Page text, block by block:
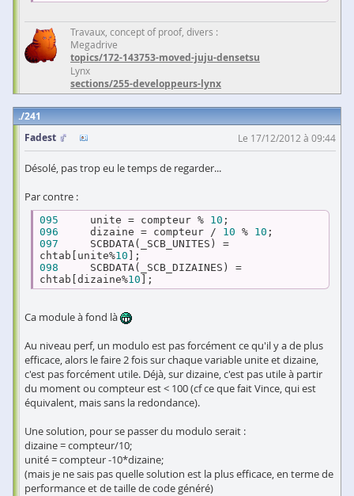
Travaux, concept of proof, divers :
Megadrive
topics/172-143753-moved-juju-densetsu
Lynx
sections/255-developpeurs-lynx
241
Fadest
Le 17/12/2012 à 09:44
Désolé, pas trop eu le temps de regarder...
Par contre :
095
     unite = compteur %
10
096
     dizaine = compteur /
10 % 10
097
     SCBDATA(_SCB_UNITES) =
chtab[unite%10
098
     SCBDATA(_SCB_DIZAINES) =
chtab[dizaine%10
Ca module à fond là
Au niveau perf, un modulo est pas forcément ce qu'il y a de plus
efficace, alors le faire 2 fois sur chaque variable unite et dizaine,
c'est pas forcément utile. Déjà, sur dizaine, c'est pas utile à partir
du moment ou compteur est < 100 (cf ce que fait Vince, qui est
équivalent, mais sans la redondance).
Une solution, pour se passer du modulo serait :
dizaine = compteur/10;
unité = compteur -10*dizaine;
(mais je ne sais pas quelle solution est la plus efficace, en terme de
performance et de taille de code généré)